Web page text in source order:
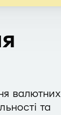
валютних
та